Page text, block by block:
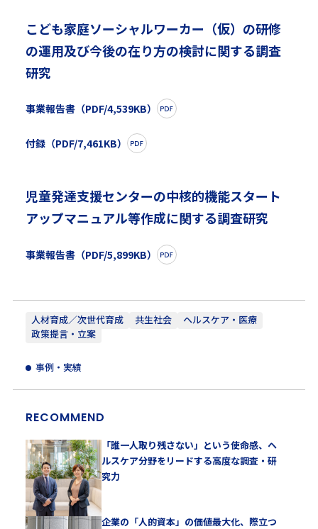
人材育成／次世代育成 共生社会
ヘルスケア・医療
政策提言・立案
事例・実績
RECOMMEND
「誰一人取り残さない」という使命感、ヘ
ルスケア分野をリードする高度な調査・研
究力
企業の「人的資本」の価値最大化、際立つ
こども家庭ソーシャルワーカー（仮）の研修
の運用及び今後の在り方の検討に関する調査
研究
事業報告書（PDF/4,539KB）
付録（PDF/7,461KB）
児童発達支援センターの中核的機能スタート
アップマニュアル等作成に関する調査研究
事業報告書（PDF/5,899KB）